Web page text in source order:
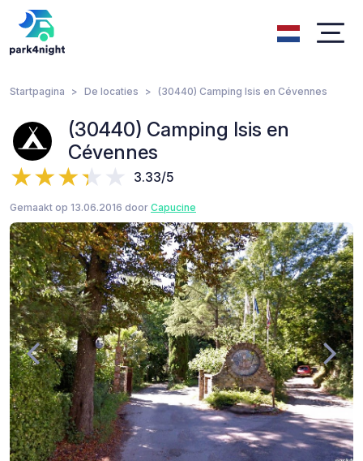
Startpagina De locaties (30440) Camping Isis en Cévennes
(30440) Camping Isis en
Cévennes
3.33/5
Gemaakt op 13.06.2016 door Capucine